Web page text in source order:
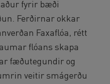
fyrir bæði
Ferðirnar okkar
Faxaflóa, rétt
flóans skapa
fæðutegundir og
veitir smágerðu